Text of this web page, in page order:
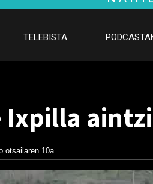
TELEBISTA
otsailaren 10a